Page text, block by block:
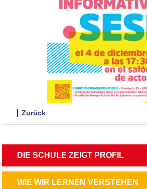
Zurück
NAVIGATION
ÜBERSPRINGEN
DIE SCHULE ZEIGT PROFIL
NAVIGATION
WIE WIR LERNEN VERSTEHEN